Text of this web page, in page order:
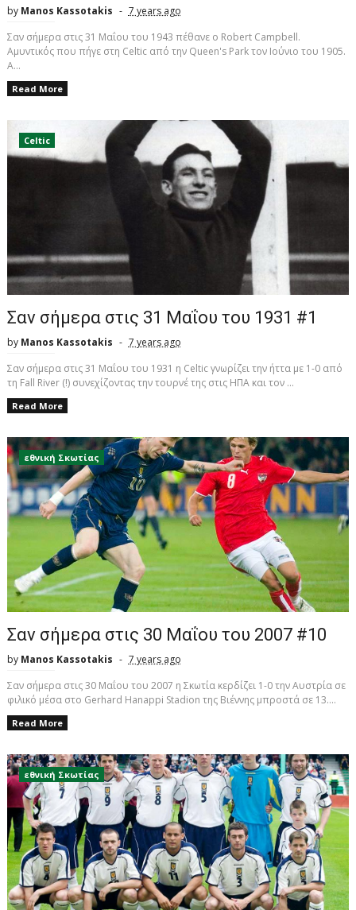
by Manos Kassotakis
7 years ago
Σαν σήμερα στις 31 Μαΐου του 1943 πέθανε ο Robert Campbell.
Αμυντικός που πήγε στη Celtic από την Queen's Park τον Ιούνιο του 1905.
Α...
Read More
Celtic
Σαν σήμερα στις 31 Μαΐου του 1931 #1
by Manos Kassotakis
7 years ago
Σαν σήμερα στις 31 Μαΐου του 1931 η Celtic γνωρίζει την ήττα με 1-0 από
τη Fall River (!) συνεχίζοντας την τουρνέ της στις ΗΠΑ και τον ...
Read More
εθνική Σκωτίας
Σαν σήμερα στις 30 Μαΐου του 2007 #10
by Manos Kassotakis
7 years ago
Σαν σήμερα στις 30 Μαΐου του 2007 η Σκωτία κερδίζει 1-0 την Αυστρία σε
φιλικό μέσα στο Gerhard Hanappi Stadion της Βιέννης μπροστά σε 13....
Read More
εθνική Σκωτίας